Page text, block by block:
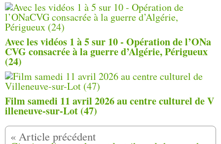
Avec les vidéos 1 à 5 sur 10 - Opération de l’ONa
CVG consacrée à la guerre d’Algérie, Périgueux
(24)
Film samedi 11 avril 2026 au centre culturel de V
illeneuve-sur-Lot (47)